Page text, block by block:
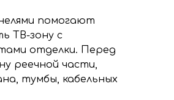
помогают
ТВ-зону с
отделки. Перед
реечной части,
тумбы, кабельных